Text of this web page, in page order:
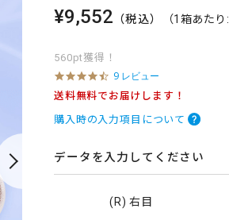
¥9,552 （税込） （1箱あたり:
560pt獲得！
4
.
6
s
r
r
t
i
9 レビュー
送料無料でお届けします！
購入時の入力項目について
データを入力してください
(R) 右目